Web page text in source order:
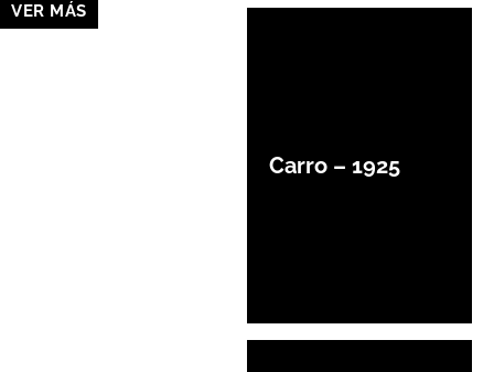
VER MÁS
Carro – 1925